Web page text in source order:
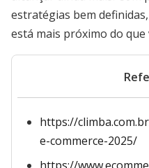
estratégias bem definidas,
está mais próximo do que
https://
e-commerce-2025/